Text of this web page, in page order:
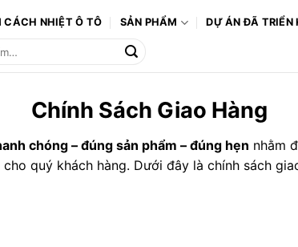
CÁCH NHIỆT Ô TÔ SẢN PHẨM DỰ ÁN ĐÃ TRIỂN
Chính Sách Giao Hàng
chóng – đúng sản phẩm – đúng hẹn nhằm
quý khách hàng. Dưới đây là chính sách